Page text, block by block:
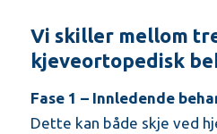
Vi skiller mellom
kjeveortopedisk
Fase 1 – Innledende
Dette kan både skje ved